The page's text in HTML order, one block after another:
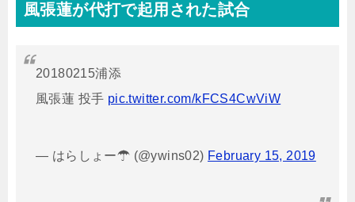
風張蓮が代打で起用された試合
20180215浦添
風張蓮 投手 pic.twitter.com/kFCS4CwViW
— はらしょー☂ (@ywins02) February 15, 2019